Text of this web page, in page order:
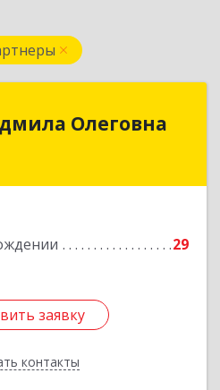
Олеговна
29
заявку
контакты
г, П.Лумумбы ул, дом №
заявку
Назад